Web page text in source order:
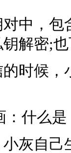
中，
解密;
时候
灰自